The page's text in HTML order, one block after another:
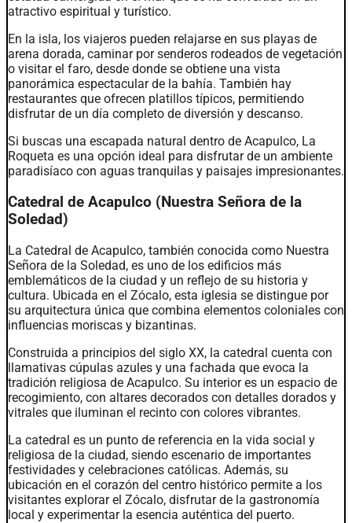
atractivo espiritual y turístico.
En la isla, los viajeros pueden relajarse en sus playas de
arena dorada, caminar por senderos rodeados de vegetación
o visitar el faro, desde donde se obtiene una vista
panorámica espectacular de la bahía. También hay
restaurantes que ofrecen platillos típicos, permitiendo
disfrutar de un día completo de diversión y descanso.
Si buscas una escapada natural dentro de Acapulco, La
Roqueta es una opción ideal para disfrutar de un ambiente
paradisíaco con aguas tranquilas y paisajes impresionantes.
Catedral de Acapulco (Nuestra Señora de la
Soledad)
La Catedral de Acapulco, también conocida como Nuestra
Señora de la Soledad, es uno de los edificios más
emblemáticos de la ciudad y un reflejo de su historia y
cultura. Ubicada en el Zócalo, esta iglesia se distingue por
su arquitectura única que combina elementos coloniales con
influencias moriscas y bizantinas.
Construida a principios del siglo XX, la catedral cuenta con
llamativas cúpulas azules y una fachada que evoca la
tradición religiosa de Acapulco. Su interior es un espacio de
recogimiento, con altares decorados con detalles dorados y
vitrales que iluminan el recinto con colores vibrantes.
La catedral es un punto de referencia en la vida social y
religiosa de la ciudad, siendo escenario de importantes
festividades y celebraciones católicas. Además, su
ubicación en el corazón del centro histórico permite a los
visitantes explorar el Zócalo, disfrutar de la gastronomía
local y experimentar la esencia auténtica del puerto.